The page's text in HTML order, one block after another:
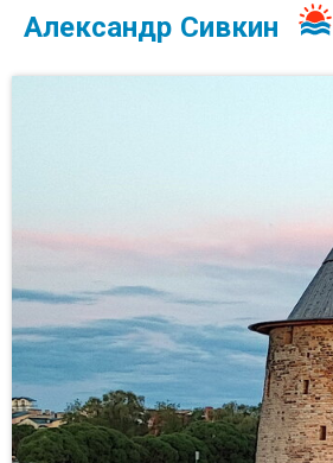
Александр Сивкин